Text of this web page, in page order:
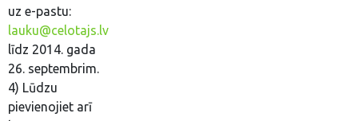
uz e-pastu:
lauku@celotajs.lv
līdz 2014. gada
26. septembrim.
4) Lūdzu
pievienojiet arī